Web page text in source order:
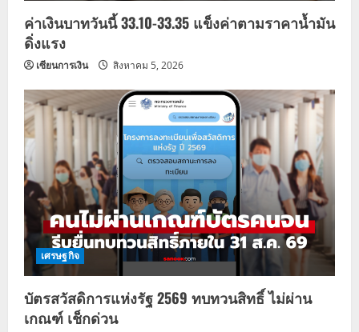
ค่าเงินบาทวันนี้ 33.10-33.35 แข็งค่าตามราคาน้ำมัน
ดิ่งแรง
เซียนการเงิน สิงหาคม 5, 2026
เศรษฐกิจ
บัตรสวัสดิการแห่งรัฐ 2569 ทบทวนสิทธิ์ ไม่ผ่าน
เกณฑ์ เช็กด่วน